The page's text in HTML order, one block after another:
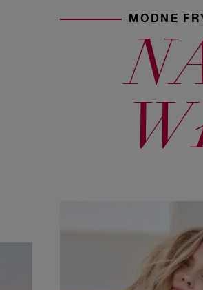
MODNE